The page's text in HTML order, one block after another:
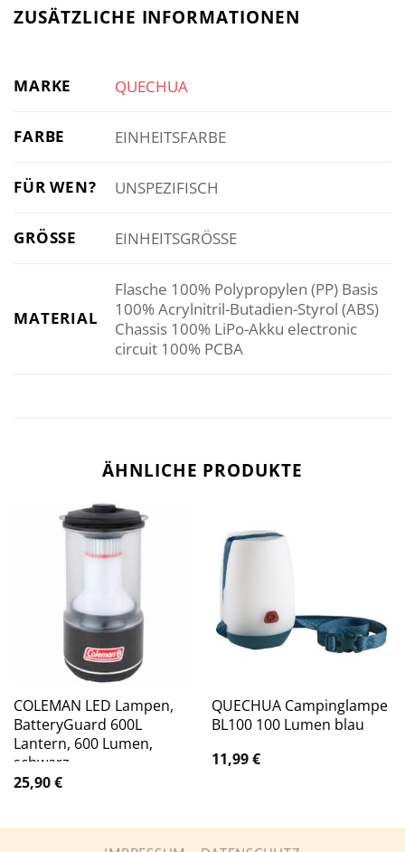
ZUSÄTZLICHE INFORMATIONEN
MARKE QUECHUA
FARBE EINHEITSFARBE
FÜR WEN? UNSPEZIFISCH
GRÖSSE EINHEITSGRÖSSE
MATERIAL
Flasche 100% Polypropylen (PP) Basis
100% Acrylnitril-Butadien-Styrol (ABS)
Chassis 100% LiPo-Akku electronic
circuit 100% PCBA
ÄHNLICHE PRODUKTE
COLEMAN LED Lampen,
BatteryGuard 600L
Lantern, 600 Lumen,
schwarz
25,90€
QUECHUA Campinglampe
BL100 100 Lumen blau
11,99€